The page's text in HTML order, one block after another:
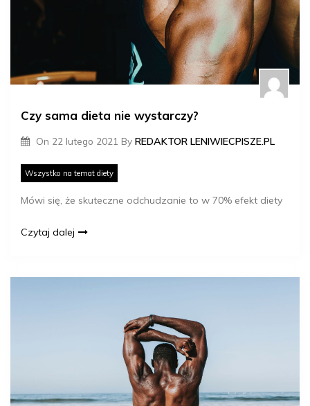
Czy sama dieta nie wystarczy?
On 22 lutego 2021 By REDAKTOR LENIWIECPISZE.PL
Wszystko na temat diety
Mówi się, że skuteczne odchudzanie to w 70% efekt diety
Czytaj dalej